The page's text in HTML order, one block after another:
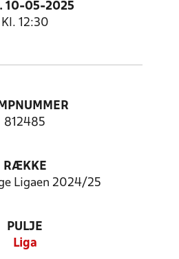
10-05-2025
Kl. 12:30
812485
RÆKKE
Ligaen 2024/25
PULJE
Liga